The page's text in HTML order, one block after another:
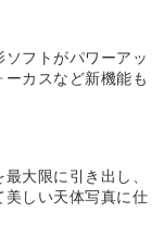
フトがパワーアッ
カスなど新機能も
大限に引き出し、
しい天体写真に仕